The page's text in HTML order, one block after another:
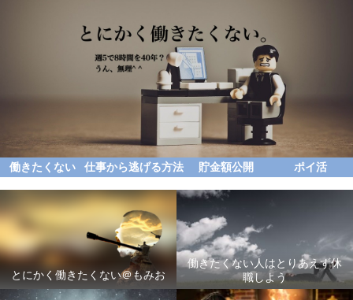
働きたくない 仕事から逃げる方法 貯金額公開 ポイ活
とにかく働きたくない＠もみお
働きたくない人はとりあえず休
職しよう